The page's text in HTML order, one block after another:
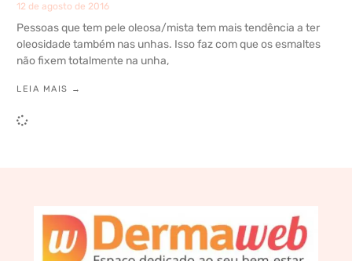
12 de agosto de 2016
Pessoas que tem pele oleosa/mista tem mais tendência a ter
oleosidade também nas unhas. Isso faz com que os esmaltes
não fixem totalmente na unha,
LEIA MAIS →